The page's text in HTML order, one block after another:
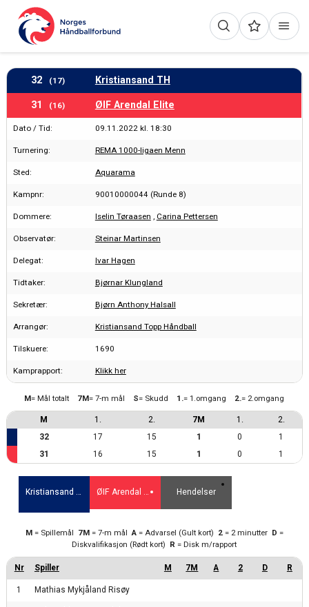
32 (17) Kristiansand TH
31 (16) ØIF Arendal Elite
Dato / Tid: 09.11.2022 kl. 18:30
Turnering: REMA 1000-ligaen Menn
Sted: Aquarama
Kampnr: 90010000044 (Runde 8)
Dommere: Iselin Tøraasen , Carina Pettersen
Observatør: Steinar Martinsen
Delegat: Ivar Hagen
Tidtaker: Bjørnar Klungland
Sekretær: Bjørn Anthony Halsall
Arrangør: Kristiansand Topp Håndball
Tilskuere: 1690
Kamprapport: Klikk her
M 1. 2. 7M 1. 2.
M= Mål totalt 7M= 7-m mål S= Skudd 1.= 1.omgang 2.= 2.omgang
32 17 15 1 0
1
31
16 15 1 0 1
Kristiansand TH ØIF Arendal Elite Hendelser
1 Mathias Mykjåland Risøy
M= Spillemål 7M= 7-m mål A= Advarsel (Gult kort) 2= 2 minutter D =
Diskvalifikasjon (Rødt kort) R = Disk m/rapport